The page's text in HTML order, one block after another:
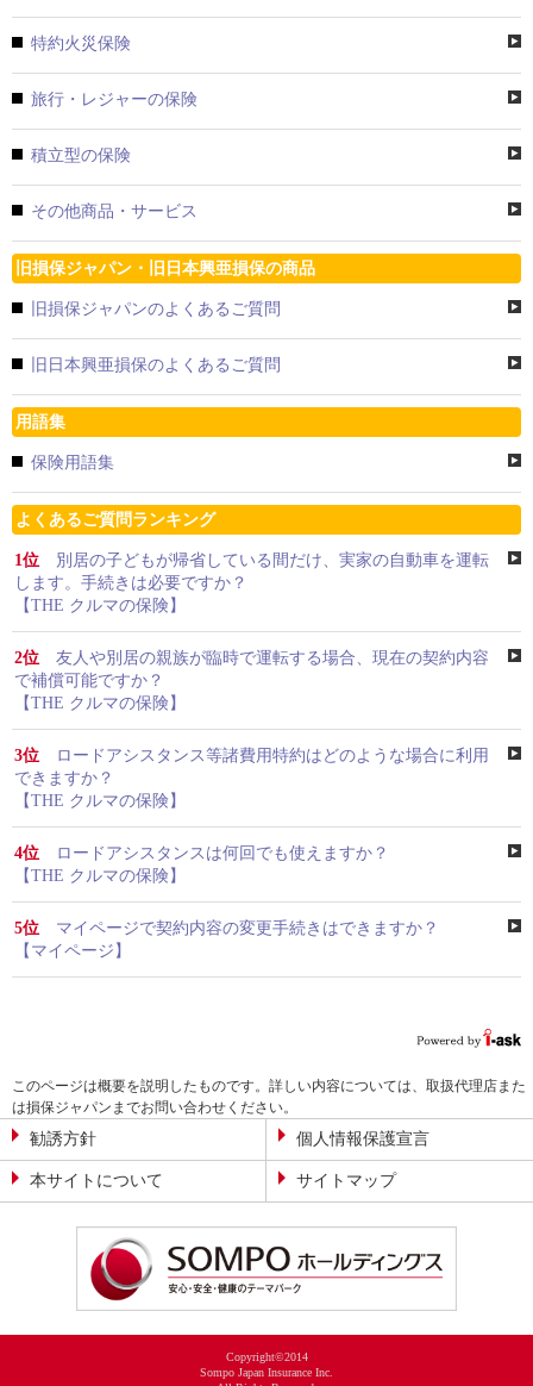
特約火災保険
旅行・レジャーの保険
積立型の保険
その他商品・サービス
旧損保ジャパン・旧日本興亜損保の商品
旧損保ジャパンのよくあるご質問
旧日本興亜損保のよくあるご質問
用語集
保険用語集
よくあるご質問ランキング
1位 別居の子どもが帰省している間だけ、実家の自動車を運転
します。手続きは必要ですか？
【THE クルマの保険】
2位 友人や別居の親族が臨時で運転する場合、現在の契約内容
で補償可能ですか？
【THE クルマの保険】
3位
ロードアシスタンス等諸費用特約はどのような場合に利用
できますか？
【THE クルマの保険】
4位
ロードアシスタンスは何回でも使えますか？
【THE クルマの保険】
5位 マイページで契約内容の変更手続きはできますか？
【マイページ】
このページは概要を説明したものです。詳しい内容については、取扱代理店また
は損保ジャパンまでお問い合わせください。
勧誘方針 個人情報保護宣言
本サイトについて サイトマップ
Copyright©2014
Sompo Japan Insurance Inc.